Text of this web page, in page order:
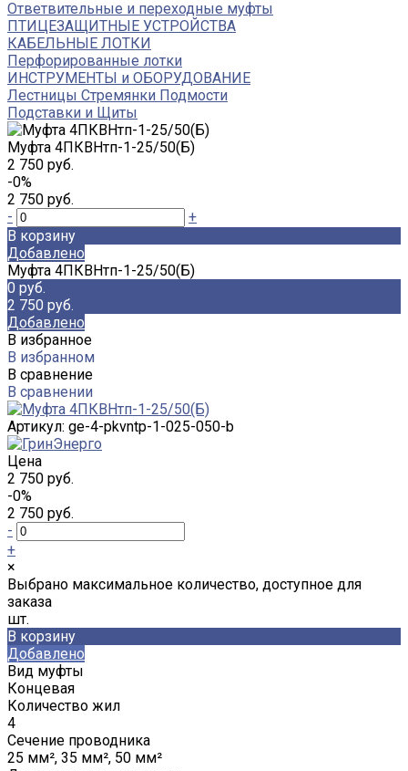
Ответвительные и переходные муфты
ПТИЦЕЗАЩИТНЫЕ УСТРОЙСТВА
КАБЕЛЬНЫЕ ЛОТКИ
Перфорированные лотки
ИНСТРУМЕНТЫ и ОБОРУДОВАНИЕ
Лестницы Стремянки Подмости
Подставки и Щиты
Муфта 4ПКВНтп-1-25/50(Б)
2 750 руб.
-0%
2 750 руб.
-
+
В корзину
Добавлено
Муфта 4ПКВНтп-1-25/50(Б)
0 руб.
2 750 руб.
Добавлено
В избранное
В избранном
В сравнение
В сравнении
Артикул: ge-4-pkvntp-1-025-050-b
Цена
2 750 руб.
-0%
2 750 руб.
-
+
×
Выбрано максимальное количество, доступное для
заказа
шт.
В корзину
Добавлено
Вид муфты
Концевая
Количество жил
4
Сечение проводника
25 мм², 35 мм², 50 мм²